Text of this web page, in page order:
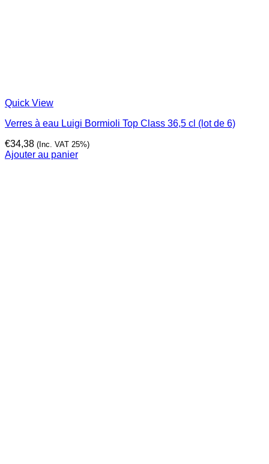
Quick View
Verres à eau Luigi Bormioli Top Class 36,5 cl (lot de 6)
€34,38 (Inc. VAT 25%)
Ajouter au panier